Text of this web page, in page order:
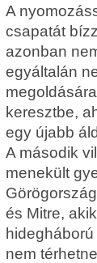
A
csapatát
azonban
egyáltalán
keresztbe,
egy újabb
A második
menekült
és Mitre,
nem